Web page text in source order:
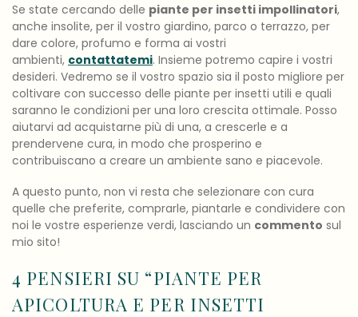
Se state cercando delle piante per insetti impollinatori,
anche insolite, per il vostro giardino, parco o terrazzo, per
dare colore, profumo e forma ai vostri
ambienti, contattatemi. Insieme potremo capire i vostri
desideri. Vedremo se il vostro spazio sia il posto migliore per
coltivare con successo delle piante per insetti utili e quali
saranno le condizioni per una loro crescita ottimale. Posso
aiutarvi ad acquistarne più di una, a crescerle e a
prendervene cura, in modo che prosperino e
contribuiscano a creare un ambiente sano e piacevole.
A questo punto, non vi resta che selezionare con cura
quelle che preferite, comprarle, piantarle e condividere con
noi le vostre esperienze verdi, lasciando un commento sul
mio sito!
4 PENSIERI SU “PIANTE PER
APICOLTURA E PER INSETTI